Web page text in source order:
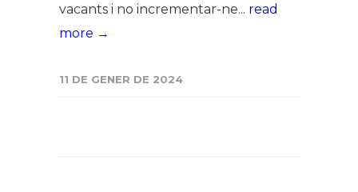
vacants i no incrementar-ne... read
more →
11 DE GENER DE 2024